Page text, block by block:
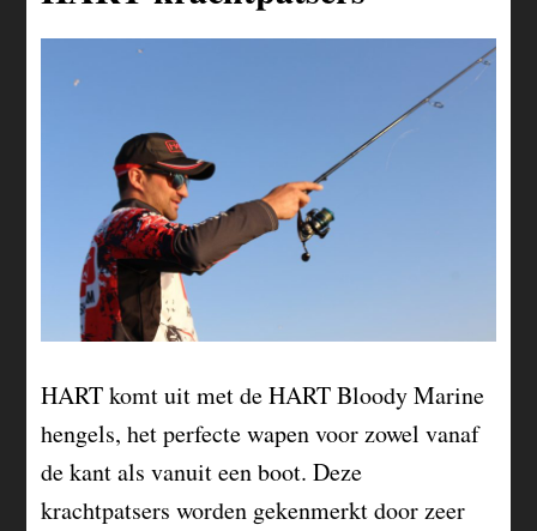
HART komt uit met de HART Bloody Marine
hengels, het perfecte wapen voor zowel vanaf
de kant als vanuit een boot. Deze
krachtpatsers worden gekenmerkt door zeer